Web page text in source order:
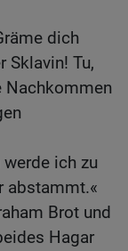
dich
Sklavin! Tu,
Nachkommen
ich zu
abstammt.«
Brot und
Hagar